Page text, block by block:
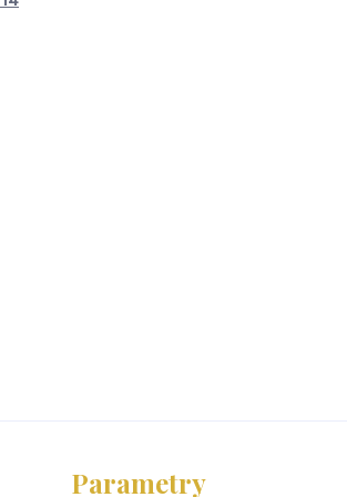
Parametry